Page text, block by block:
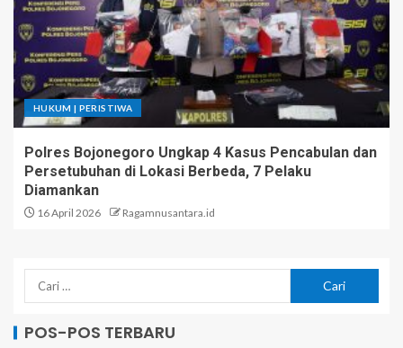
HUKUM | PERISTIWA
Polres Bojonegoro Ungkap 4 Kasus Pencabulan dan
Persetubuhan di Lokasi Berbeda, 7 Pelaku
Diamankan
16 April 2026 Ragamnusantara.id
POS-POS TERBARU